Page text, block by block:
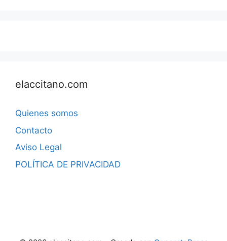
elaccitano.com
Quienes somos
Contacto
Aviso Legal
POLÍTICA DE PRIVACIDAD